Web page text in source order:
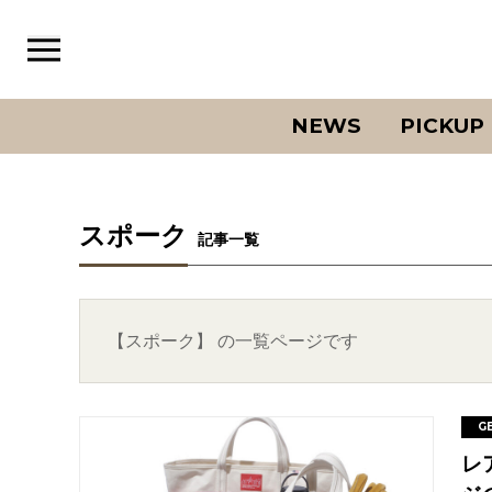
NEWS PICKUP
スポーク 記事一覧
【スポーク】 の一覧ページです
レ